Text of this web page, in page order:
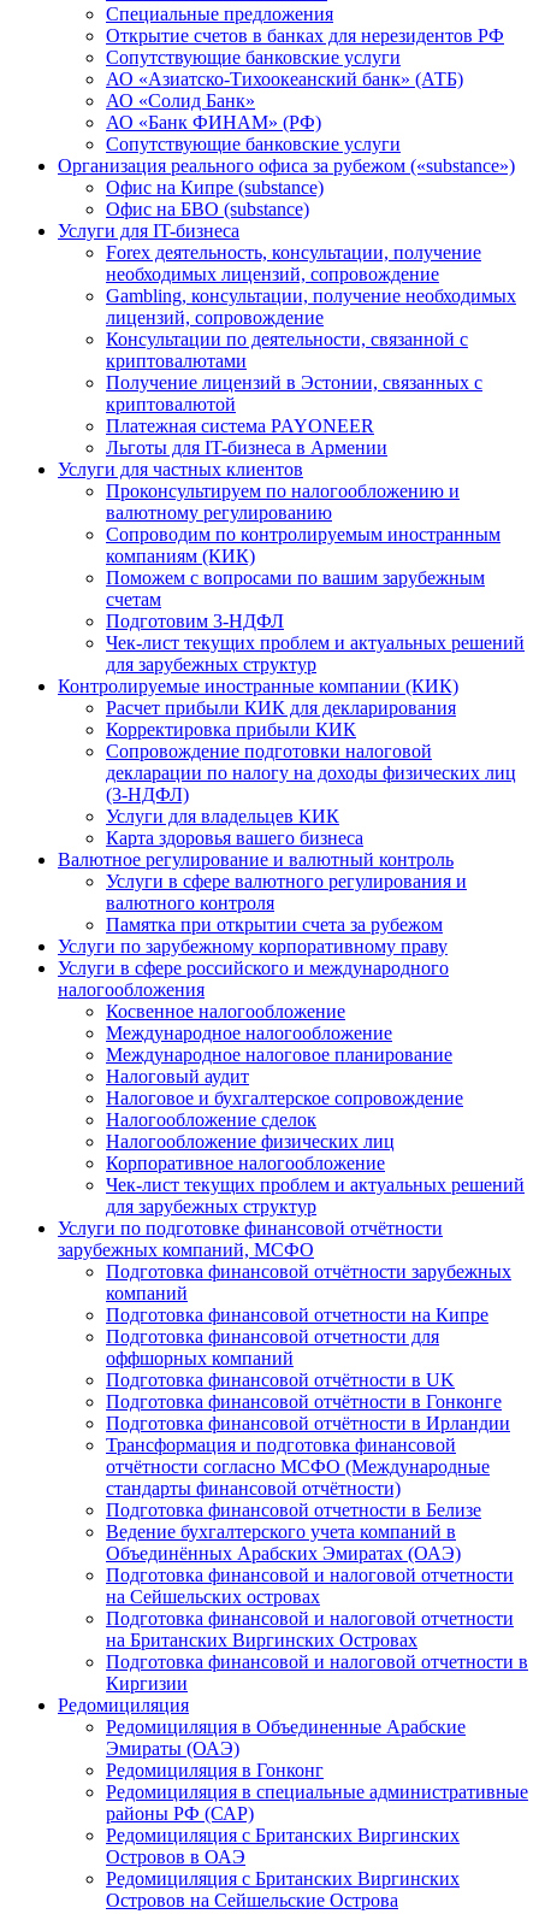
Специальные предложения
Открытие счетов в банках для нерезидентов РФ
Сопутствующие банковские услуги
АО «Азиатско-Тихоокеанский банк» (АТБ)
АО «Солид Банк»
АО «Банк ФИНАМ» (РФ)
Сопутствующие банковские услуги
Организация реального офиса за рубежом («substance»)
Офис на Кипре (substance)
Офис на БВО (substance)
Услуги для IT-бизнеса
Forex деятельность, консультации, получение
необходимых лицензий, сопровождение
Gambling, консультации, получение необходимых
лицензий, сопровождение
Консультации по деятельности, связанной с
криптовалютами
Получение лицензий в Эстонии, связанных с
криптовалютой
Платежная система PAYONEER
Льготы для IT-бизнеса в Армении
Услуги для частных клиентов
Проконсультируем по налогообложению и
валютному регулированию
Сопроводим по контролируемым иностранным
компаниям (КИК)
Поможем с вопросами по вашим зарубежным
счетам
Подготовим 3-НДФЛ
Чек-лист текущих проблем и актуальных решений
для зарубежных структур
Контролируемые иностранные компании (КИК)
Расчет прибыли КИК для декларирования
Корректировка прибыли КИК
Сопровождение подготовки налоговой
декларации по налогу на доходы физических лиц
(3-НДФЛ)
Услуги для владельцев КИК
Карта здоровья вашего бизнеса
Валютное регулирование и валютный контроль
Услуги в сфере валютного регулирования и
валютного контроля
Памятка при открытии счета за рубежом
Услуги по зарубежному корпоративному праву
Услуги в сфере российского и международного
налогообложения
Косвенное налогообложение
Международное налогообложение
Международное налоговое планирование
Налоговый аудит
Налоговое и бухгалтерское сопровождение
Налогообложение сделок
Налогообложение физических лиц
Корпоративное налогообложение
Чек-лист текущих проблем и актуальных решений
для зарубежных структур
Услуги по подготовке финансовой отчётности
зарубежных компаний, МСФО
Подготовка финансовой отчётности зарубежных
компаний
Подготовка финансовой отчетности на Кипре
Подготовка финансовой отчетности для
оффшорных компаний
Подготовка финансовой отчётности в UK
Подготовка финансовой отчётности в Гонконге
Подготовка финансовой отчётности в Ирландии
Трансформация и подготовка финансовой
отчётности согласно МСФО (Международные
стандарты финансовой отчётности)
Подготовка финансовой отчетности в Белизе
Ведение бухгалтерского учета компаний в
Объединённых Арабских Эмиратах (ОАЭ)
Подготовка финансовой и налоговой отчетности
на Сейшельских островах
Подготовка финансовой и налоговой отчетности
на Британских Виргинских Островах
Подготовка финансовой и налоговой отчетности в
Киргизии
Редомициляция
Редомициляция в Объединенные Арабские
Эмираты (ОАЭ)
Редомициляция в Гонконг
Редомициляция в специальные административные
районы РФ (САР)
Редомициляция с Британских Виргинских
Островов в ОАЭ
Редомициляция с Британских Виргинских
Островов на Сейшельские Острова